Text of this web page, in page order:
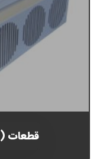
قطعات ( PARTS OR PIECE )